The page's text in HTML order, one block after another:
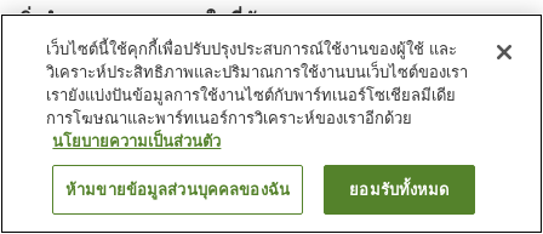
สิ่งอำนวยความสะดวกในที่พัก
ที่จอดรถ ครัวส่วนกลาง
หน้าแรก ญี่ปุ่น ไอจิ นครนาโกยะ Show Wa no Yado Tsuchiya
ค้นหาห้องพัก
เว็บไซต์นี้ใช้คุกกี้เพื่อปรับปรุงประสบการณ์ใช้งานของผู้ใช้ และ
วิเคราะห์ประสิทธิภาพและปริมาณการใช้งานบนเว็บไซต์ของเรา
เรายังแบ่งปันข้อมูลการใช้งานไซต์กับพาร์ทเนอร์โซเชียลมีเดีย
การโฆษณาและพาร์ทเนอร์การวิเคราะห์ของเราอีกด้วย
นโยบายความเป็นส่วนตัว
ห้ามขายข้อมูลส่วนบุคคลของฉัน ยอมรับทั้งหมด